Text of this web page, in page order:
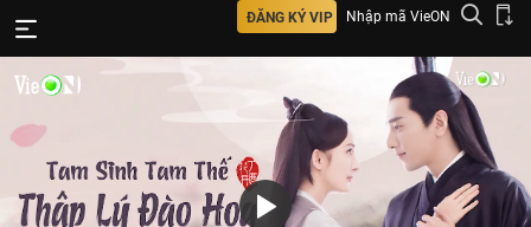
ĐĂNG KÝ VIP Nhập mã VieON